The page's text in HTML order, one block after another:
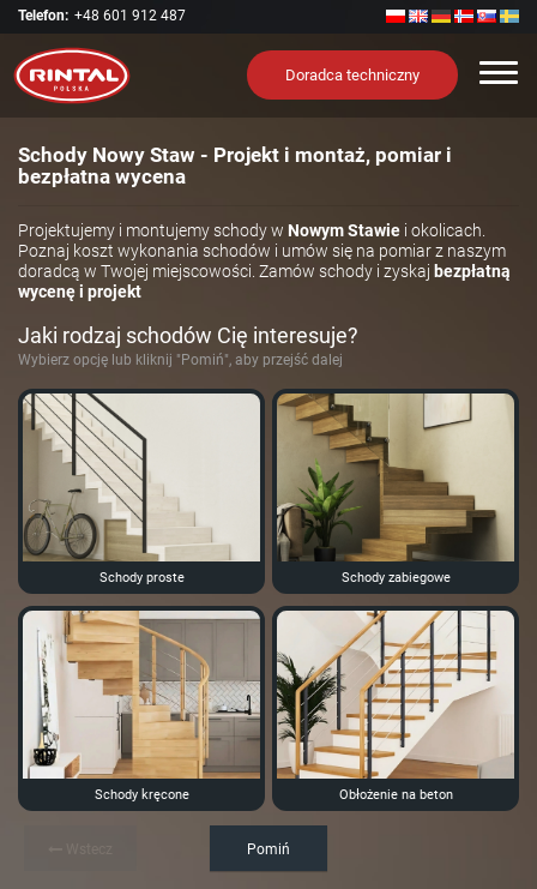
Telefon: +48 601 912 487
Doradca techniczny
Schody Nowy Staw - Projekt i montaż, pomiar i
bezpłatna wycena
Projektujemy i montujemy schody w Nowym Stawie i okolicach.
Poznaj koszt wykonania schodów i umów się na pomiar z naszym
doradcą w Twojej miejscowości. Zamów schody i zyskaj bezpłatną
wycenę i projekt
Jaki rodzaj schodów Cię interesuje?
Wybierz opcję lub kliknij "Pomiń", aby przejść dalej
Schody proste Schody zabiegowe
Schody kręcone Obłożenie na beton
Pomiń